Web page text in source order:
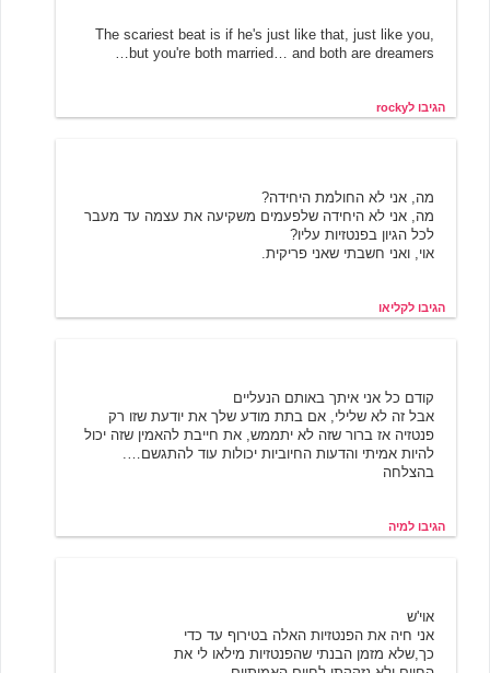
The scariest beat is if he's just like that, just like you,
but you're both married… and both are dreamers…
הגיבו לrocky
מה, אני לא החולמת היחידה?
מה, אני לא היחידה שלפעמים משקיעה את עצמה עד מעבר
לכל הגיון בפנטזיות עליו?
אוי, ואני חשבתי שאני פריקית.
הגיבו לקליאו
קודם כל אני איתך באותם הנעליים
אבל זה לא שלילי, אם בתת מודע שלך את יודעת שזו רק
פנטזיה אז ברור שזה לא יתממש, את חייבת להאמין שזה יכול
להיות אמיתי והדעות החיוביות יכולות עוד להתגשם….
בהצלחה
הגיבו למיה
אוי'ש
אני חיה את הפנטזיות האלה בטירוף עד כדי
כך,שלא מזמן הבנתי שהפנטזיות מילאו לי את